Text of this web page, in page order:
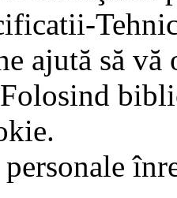
ajută să